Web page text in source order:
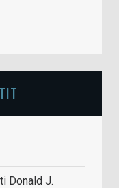
Donald J.